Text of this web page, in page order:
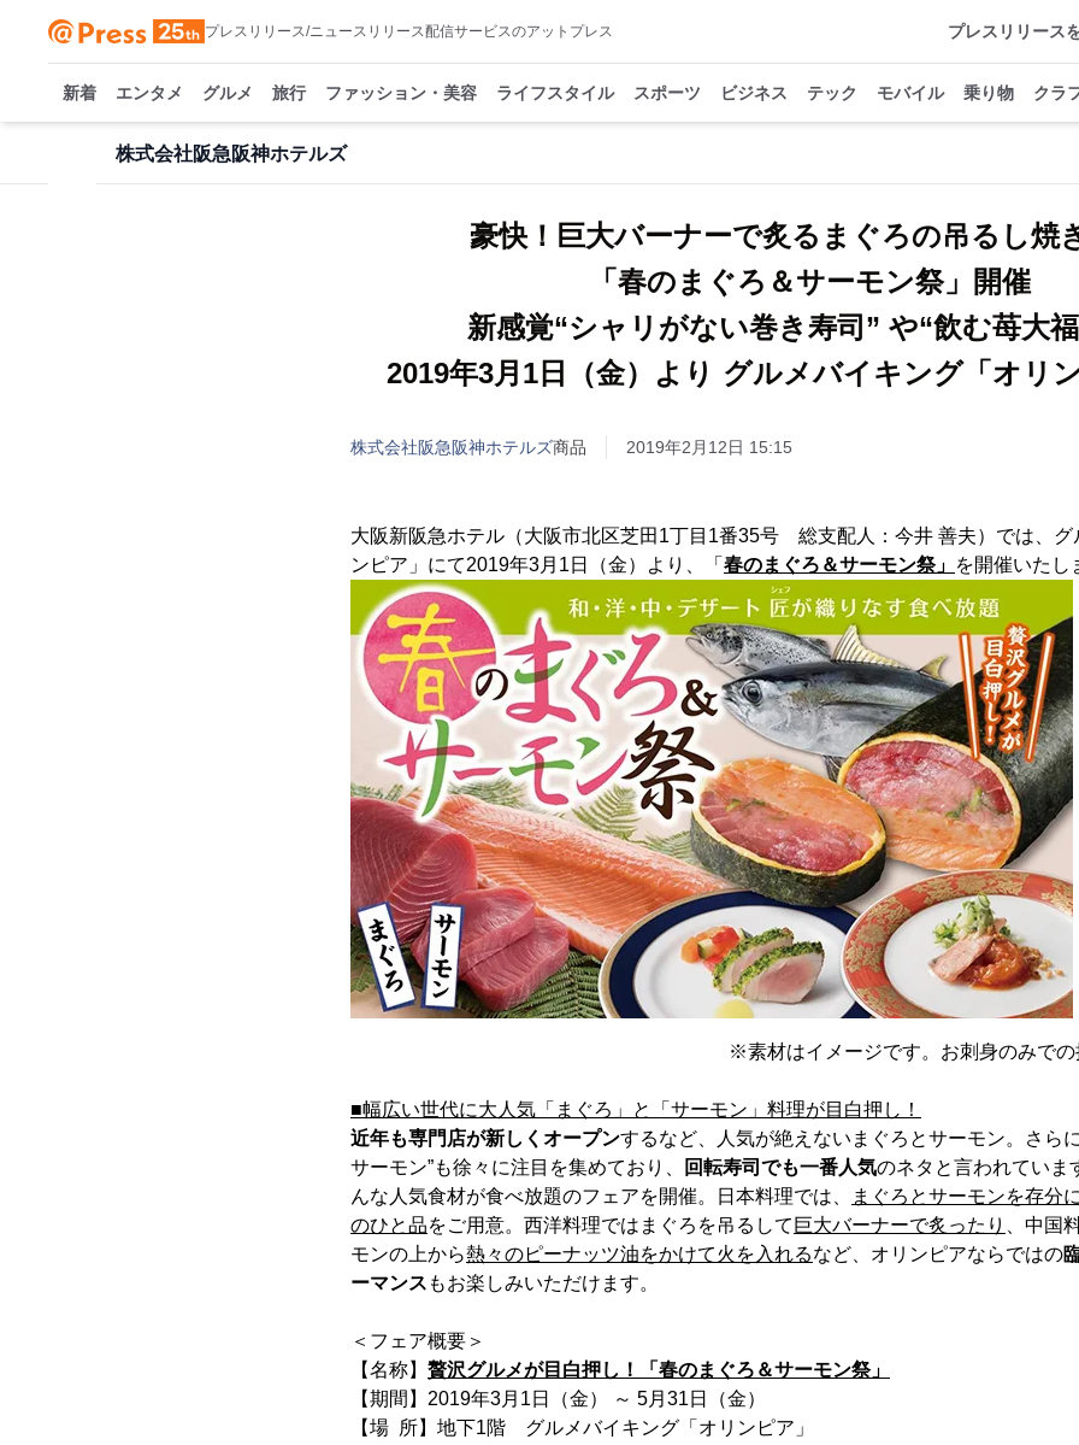
プレスリリース/ニュースリリース配信サービスのアットプレス プレスリリース
新着 エンタメ グルメ 旅行 ファッション・美容 ライフスタイル スポーツ ビジネス テック モバイル 乗り物 クラ
株式会社阪急阪神ホテルズ
豪快！巨大バーナーで炙るまぐろの吊るし焼
「春のまぐろ＆サーモン祭」開催
新感覚“シャリがない巻き寿司” や“飲む苺大福
2019年3月1日（金）より グルメバイキング「オリ
株式会社阪急阪神ホテルズ商品 2019年2月12日 15:15
大阪新阪急ホテル（大阪市北区芝田1丁目1番35号 総支配人：今井 善夫）では、グ
ンピア」にて2019年3月1日（金）より、「 春のまぐろ＆サーモン祭」 を開催いたし
※素材はイメージです。お刺身のみでの
■幅広い世代に大人気「まぐろ」と「サーモン」料理が目白押し！
近年も専門店が新しくオープンするなど、人気が絶えないまぐろとサーモン。さら
サーモン”も徐々に注目を集めており、
回転寿司でも一番人気のネタと言われていま
んな人気食材が食べ放題のフェアを開催。日本料理では、
まぐろとサーモンを存分
のひと品をご用意。西洋料理ではまぐろを吊るして 巨大バーナーで炙ったり
、中国
モンの上から熱々のピーナッツ油をかけて火を入れるなど、オリンピアならではの
ーマンス もお楽しみいただけます。
＜フェア概要＞
【名称】 贅沢グルメが目白押し！「春のまぐろ＆サーモン祭」
【期間】2019年3月1日（金） ～ 5月31日（金）
【場 所】地下1階 グルメバイキング「オリンピア」